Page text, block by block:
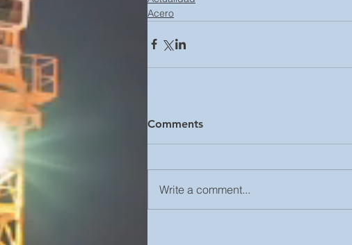
Acero
Comments
Write a comment...